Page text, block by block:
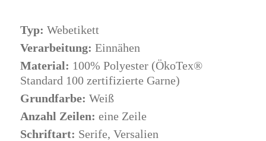
Typ: Webetikett
Verarbeitung: Einnähen
Material: 100% Polyester (ÖkoTex®
Standard 100 zertifizierte Garne)
Grundfarbe: Weiß
Anzahl Zeilen: eine Zeile
Schriftart: Serife, Versalien